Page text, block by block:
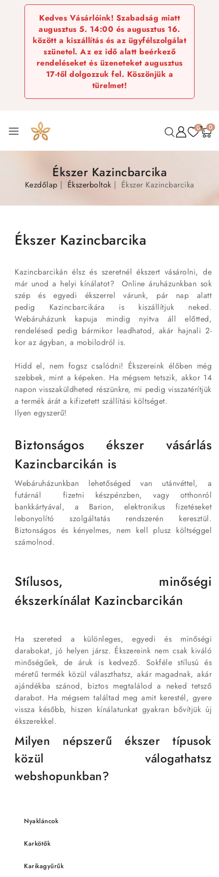
Kedves Vásárlóink! Szabadság miatt
augusztus 5. 14:00 és augusztus 16.
között a kiszállítás és az ügyfélszolgálat
szünetel. Az ez idő alatt beérkező
rendeléseket és üzeneteket augusztus
17-től dolgozzuk fel. Köszönjük a
türelmet!
0 0
Ékszer Kazincbarcika
Kezdőlap Ékszerboltok Ékszer Kazincbarcika
Ékszer Kazincbarcika
Kazincbarcikán élsz és szeretnél ékszert vásárolni, de
már unod a helyi kínálatot? Online áruházunkban sok
szép és egyedi ékszerrel várunk, pár nap alatt
pedig Kazincbarcikára is kiszállítjuk neked.
Webáruházunk kapuja mindig nyitva áll előtted,
rendelésed pedig bármikor leadhatod, akár hajnali 2-
kor az ágyban, a mobilodról is.
Hidd el, nem fogsz csalódni! Ékszereink élőben még
szebbek, mint a képeken. Ha mégsem tetszik, akkor 14
napon visszaküldheted részünkre, mi pedig visszatérítjük
a termék árát a kifizetett szállítási költséget.
Ilyen egyszerű!
Biztonságos ékszer vásárlás
Kazincbarcikán is
Webáruházunkban lehetőséged van utánvéttel, a
futárnál fizetni készpénzben, vagy otthonról
bankkártyával, a Barion, elektronikus fizetéseket
lebonyolító szolgáltatás rendszerén keresztül.
Biztonságos és kényelmes, nem kell plusz költséggel
számolnod.
Stílusos, minőségi
ékszerkínálat Kazincbarcikán
Ha szereted a különleges, egyedi és minőségi
darabokat, jó helyen jársz. Ékszereink nem csak kiváló
minőségűek, de áruk is kedvező. Sokféle stílusú és
méretű termék közül választhatsz, akár magadnak, akár
ajándékba szánod, biztos megtalálod a neked tetsző
darabot. Ha mégsem találtad meg amit kerestél, gyere
vissza később, hiszen kínálatunkat gyakran bővítjük új
ékszerekkel.
Milyen népszerű ékszer típusok
közül válogathatsz
webshopunkban?
Nyakláncok
Karkötők
Karikagyűrűk